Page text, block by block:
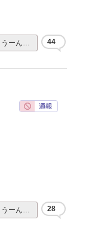
うーん… 44
うーん… 28